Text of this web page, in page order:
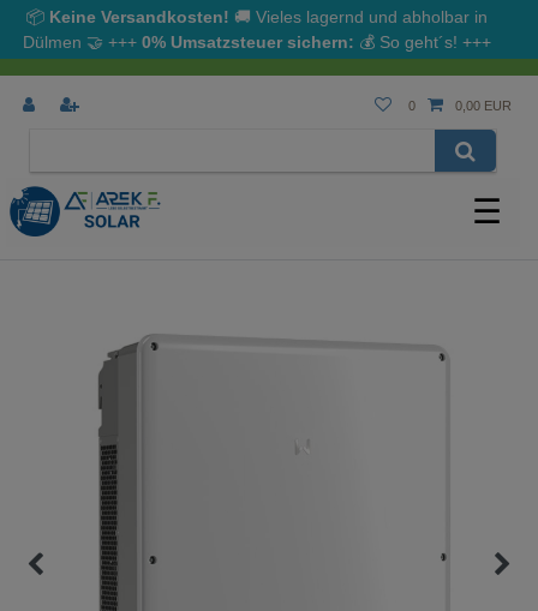
📦Keine Versandkosten! 🚚 Vieles lagernd und abholbar in
Dülmen 🤝 +++ 0% Umsatzsteuer sichern: 💰 So geht´s! +++
☰
0 0,00 EUR